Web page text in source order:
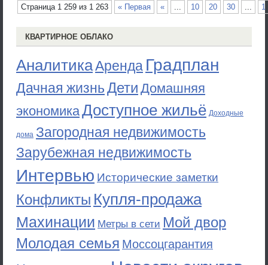
Страница 1 259 из 1 263 « Первая « ... 10 20 30 ... 1
КВАРТИРНОЕ ОБЛАКО
АналитикаАренда Градплан
Дачная жизньДети Домашняя
экономикаДоступное жильё Доходные
дома Загородная недвижимость
Зарубежная недвижимость
Интервью Исторические заметки
Конфликты Купля-продажа
Махинации Метры в сети Мой двор
Молодая семья Моссоцгарантия